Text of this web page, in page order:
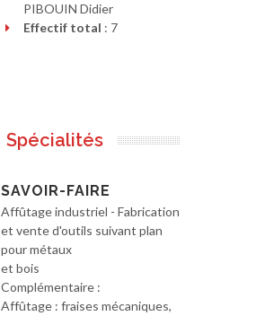
PIBOUIN Didier
Effectif total : 7
Spécialités
SAVOIR-FAIRE
Affûtage industriel - Fabrication
et vente d'outils suivant plan
pour métaux
et bois
Complémentaire :
Affûtage : fraises mécaniques,